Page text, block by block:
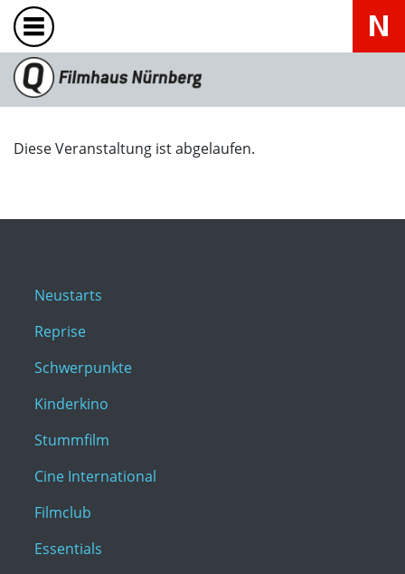
Diese Veranstaltung ist abgelaufen.
Neustarts
Reprise
Schwerpunkte
Kinderkino
Stummfilm
Cine International
Filmclub
Essentials